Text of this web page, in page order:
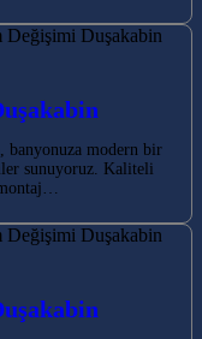
banyonuza modern bir
sunuyoruz. Kaliteli